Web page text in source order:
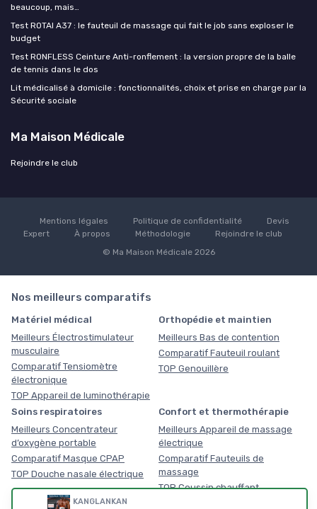
KANGLANKAN
beaucoup, mais…
Test ROTAI A37 : le fauteuil de massage qui fait le job sans exploser le
budget
Test RONFLESS Ceinture Anti-ronflement : la version propre de la balle
de tennis dans le dos
Lit médicalisé à domicile : fonctionnalités, choix et prise en charge par la
Sécurité sociale
Ma Maison Médicale
Rejoindre le club
Mentions légales Politique de confidentialité
Devis
Expert
À propos Méthodologie
Rejoindre le club
© Ma Maison Médicale 2026
Nos meilleurs comparatifs
Matériel médical
Meilleurs Électrostimulateur
musculaire
Comparatif Tensiomètre
électronique
TOP Appareil de luminothérapie
Orthopédie et maintien
Meilleurs Bas de contention
Comparatif Fauteuil roulant
TOP Genouillère
Soins respiratoires
Meilleurs Concentrateur
d’oxygène portable
Comparatif Masque CPAP
TOP Douche nasale électrique
Confort et thermothérapie
Meilleurs Appareil de massage
électrique
Comparatif Fauteuils de
massage
TOP Coussin chauffant
Équipement médical du